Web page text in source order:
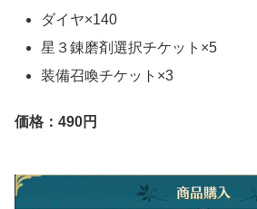
ダイヤ×140
星３錬磨剤選択チケット×5
装備召喚チケット×3
価格：490円